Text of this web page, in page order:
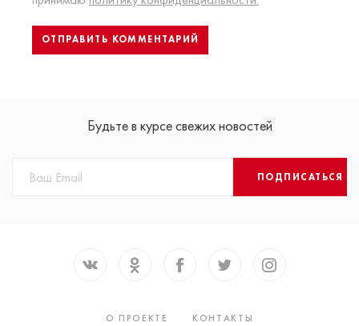
Будьте в курсе свежих новостей
ПОДПИСАТЬСЯ
О ПРОЕКТЕ
КОНТАКТЫ